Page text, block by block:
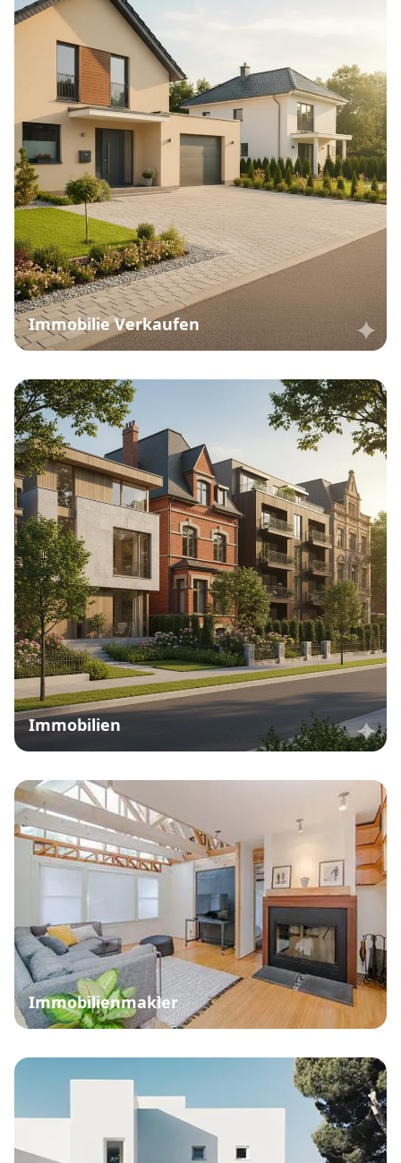
Immobilie Verkaufen
Immobilien
Immobilienmakler